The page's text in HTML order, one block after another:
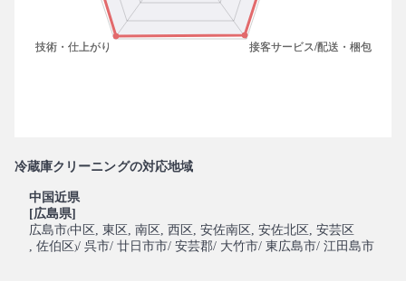
冷蔵庫クリーニングの対応地域
中国近県
[広島県]
広島市(中区 , 東区 , 南区 , 西区 , 安佐南区 , 安佐北区 , 安芸区
, 佐伯区)/ 呉市/ 廿日市市/ 安芸郡/ 大竹市/ 東広島市/ 江田島市